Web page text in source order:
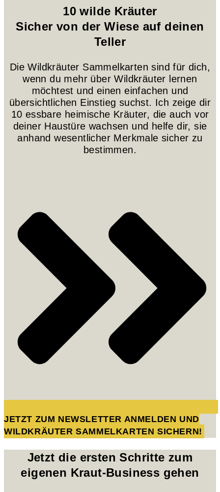
10 wilde Kräuter
Sicher von der Wiese auf deinen
Teller
Die Wildkräuter Sammelkarten sind für dich,
wenn du mehr über Wildkräuter lernen
möchtest und einen einfachen und
übersichtlichen Einstieg suchst. Ich zeige dir
10 essbare heimische Kräuter, die auch vor
deiner Haustüre wachsen und helfe dir, sie
anhand wesentlicher Merkmale sicher zu
bestimmen.
JETZT ZUM NEWSLETTER ANMELDEN UND
WILDKRÄUTER SAMMELKARTEN SICHERN!
Jetzt die ersten Schritte zum
eigenen Kraut-Business gehen